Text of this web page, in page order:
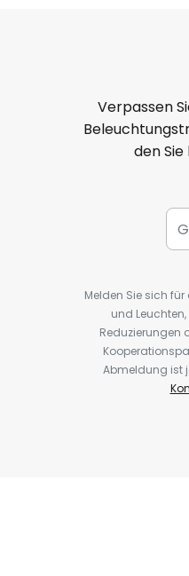
Verpassen
den
Melden Sie sich
und
Reduzierungen
Abmeldung ist